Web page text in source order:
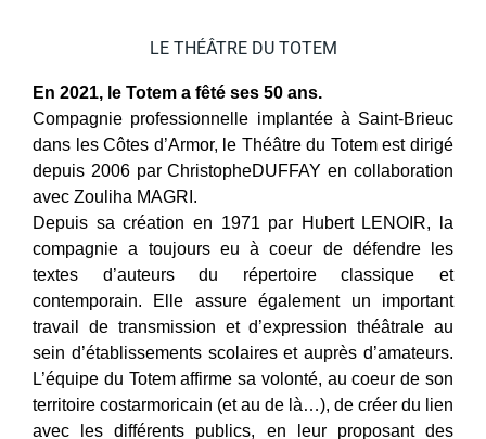
LE THÉÂTRE DU TOTEM
En 2021, le Totem a fêté ses 50 ans.
Compagnie professionnelle implantée à Saint-Brieuc
dans les Côtes d’Armor, le Théâtre du Totem est dirigé
depuis 2006 par ChristopheDUFFAY en collaboration
avec Zouliha MAGRI.
Depuis sa création en 1971 par Hubert LENOIR, la
compagnie a toujours eu à coeur de défendre les
textes d’auteurs du répertoire classique et
contemporain. Elle assure également un important
travail de transmission et d’expression théâtrale au
sein d’établissements scolaires et auprès d’amateurs.
L’équipe du Totem affirme sa volonté, au coeur de son
territoire costarmoricain (et au de là…), de créer du lien
avec les différents publics, en leur proposant des